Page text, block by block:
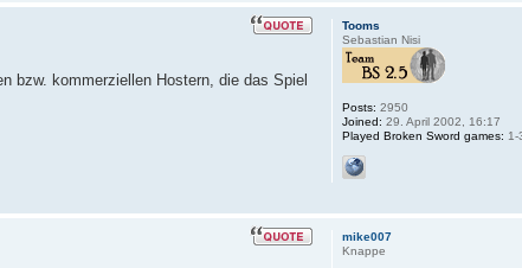
bzw. kommerziellen Hostern, die das Spiel
Tooms
Sebastian Nisi
Posts: 2950
Joined: 29. April 2002, 16:17
Played Broken Sword games: 1-
mike007
Knappe